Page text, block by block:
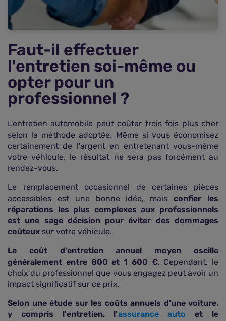
Faut-il effectuer
l'entretien soi-même ou
opter pour un
professionnel ?
L'entretien automobile peut coûter trois fois plus cher
selon la méthode adoptée. Même si vous économisez
certainement de l'argent en entretenant vous-même
votre véhicule, le résultat ne sera pas forcément au
rendez-vous.
Le remplacement occasionnel de certaines pièces
accessibles est une bonne idée, maisconfier les
réparations les plus complexes aux professionnels
est une sage décision pour éviter des dommages
coûteux sur votre véhicule.
Le coût d'entretien annuel moyen oscille
généralement entre 800 et 1 600 €. Cependant, le
choix du professionnel que vous engagez peut avoir un
impact significatif sur ce prix.
Selon une étude sur les coûts annuels d'une voiture,
y compris l'entretien, l'assurance auto et le